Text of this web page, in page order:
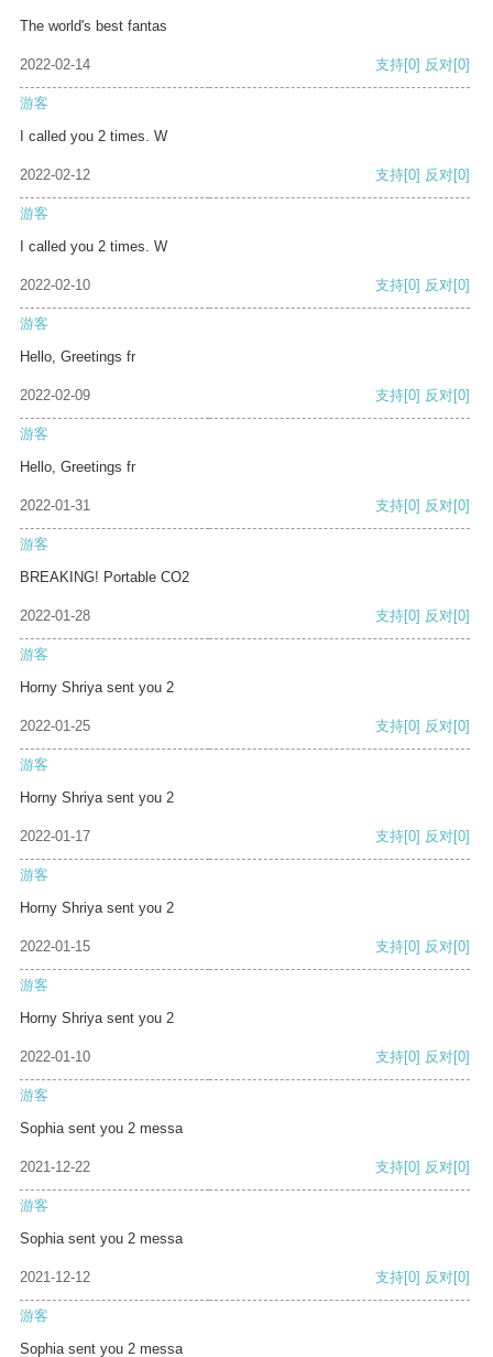
The world's best fantas
2022-02-14 支持[0] 反对[0]
游客
I called you 2 times. W
2022-02-12 支持[0] 反对[0]
游客
I called you 2 times. W
2022-02-10 支持[0] 反对[0]
游客
Hello, Greetings fr
2022-02-09 支持[0] 反对[0]
游客
Hello, Greetings fr
2022-01-31 支持[0] 反对[0]
游客
BREAKING! Portable CO2
2022-01-28 支持[0] 反对[0]
游客
Horny Shriya sent you 2
2022-01-25 支持[0] 反对[0]
游客
Horny Shriya sent you 2
2022-01-17 支持[0] 反对[0]
游客
Horny Shriya sent you 2
2022-01-15 支持[0] 反对[0]
游客
Horny Shriya sent you 2
2022-01-10 支持[0] 反对[0]
游客
Sophia sent you 2 messa
2021-12-22 支持[0] 反对[0]
游客
Sophia sent you 2 messa
2021-12-12 支持[0] 反对[0]
游客
Sophia sent you 2 messa